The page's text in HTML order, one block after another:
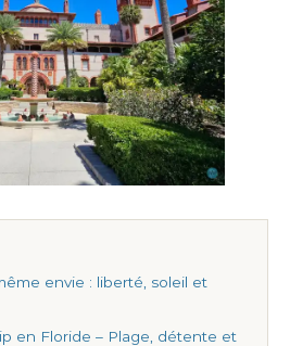
envie : liberté, soleil et
en Floride – Plage, détente et